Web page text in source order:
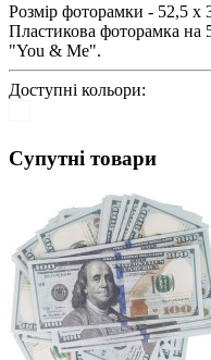
Розмір фоторамки - 52,5 х
Пластикова фоторамка на
"You & Me".
Доступні кольори:
Супутні товари